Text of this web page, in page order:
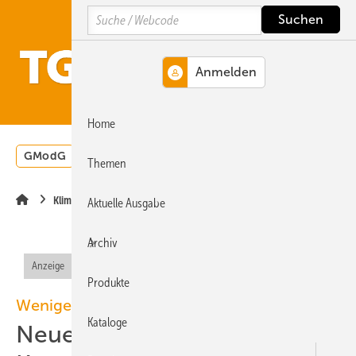
Hauptinhalt
Hauptmenü
SiteSearch
GModG Wärmepumpe
Klimatechnik
Anzeige
Weniger Stellfläche, mehr frische Luft
Neue zentrale
Search
Home
Themen
Aktuelle Ausgabe
Archiv
Produkte
Kataloge